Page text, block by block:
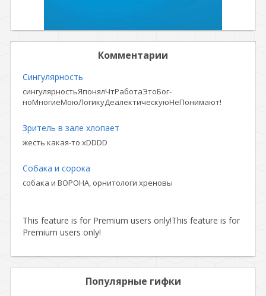
Комментарии
Сингулярность
сингулярностьЯпонялЧтРаботаЭтоБог-
ноМногиеМоюЛогикуДеалектическуюНеПонимают!
Зритель в зале хлопает
жесть какая-то xDDDD
Собака и сорока
собака и ВОРОНА, орнитологи хреновы
This feature is for Premium users only!This feature is for
Premium users only!
Популярные гифки